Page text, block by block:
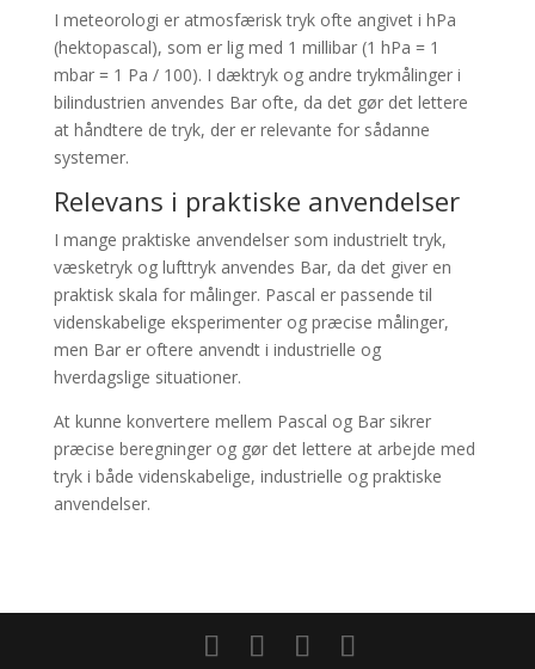
I meteorologi er atmosfærisk tryk ofte angivet i hPa
(hektopascal), som er lig med 1 millibar (1 hPa = 1
mbar = 1 Pa / 100). I dæktryk og andre trykmålinger i
bilindustrien anvendes Bar ofte, da det gør det lettere
at håndtere de tryk, der er relevante for sådanne
systemer.
Relevans i praktiske anvendelser
I mange praktiske anvendelser som industrielt tryk,
væsketryk og lufttryk anvendes Bar, da det giver en
praktisk skala for målinger. Pascal er passende til
videnskabelige eksperimenter og præcise målinger,
men Bar er oftere anvendt i industrielle og
hverdagslige situationer.
At kunne konvertere mellem Pascal og Bar sikrer
præcise beregninger og gør det lettere at arbejde med
tryk i både videnskabelige, industrielle og praktiske
anvendelser.